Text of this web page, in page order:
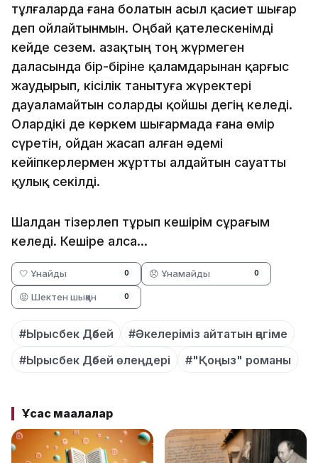
тұлғаларда ғана болатын асыл қасиет шығар
деп ойлайтынмын. Оңбай қателескенімді
кейде сезем. Қазақтың тоң жүрмеген
даласында бір-біріне қаламдарынан қарғыс
жаудырып, кісілік танытуға жүректері
дауаламайтын соларды қойшы дегің келеді.
Олардікі де көркем шығармада ғана өмір
сүретін, ойдан жасап алған әдемі
кейіпкерлермен жұртты алдайтын сауатты
қулық секілді.
Шалдан тізерлеп тұрып кешірім сұрағым
келеді. Кешіре алса...
🤍 Ұнайды 0 😞 Ұнамайды 0
😡 Шектен шыққан 0
#Ырысбек Дәбей
#Әкелеріміз айтатын әңгіме
#Ырысбек Дәбей өлеңдері
#"Қоңыз" романы
Ұқсас мақалалар